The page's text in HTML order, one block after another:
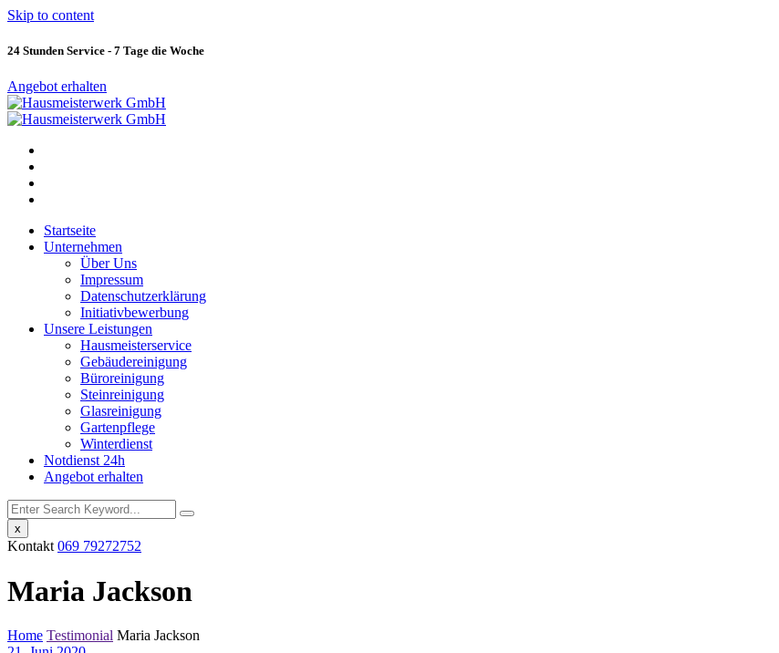
Skip to content
24 Stunden Service - 7 Tage die Woche
Angebot erhalten
Startseite
Unternehmen
Über Uns
Impressum
Datenschutzerklärung
Initiativbewerbung
Unsere Leistungen
Hausmeisterservice
Gebäudereinigung
Büroreinigung
Steinreinigung
Glasreinigung
Gartenpflege
Winterdienst
Notdienst 24h
Angebot erhalten
x
Kontakt 069 79272752
Maria Jackson
Home Testimonial Maria Jackson